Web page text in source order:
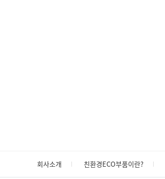
회사소개 친환경ECO부품이란?